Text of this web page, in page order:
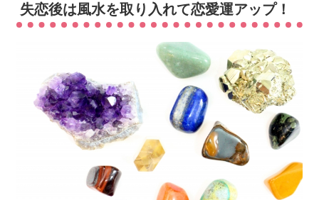
失恋後は風水を取り入れて恋愛運アップ！